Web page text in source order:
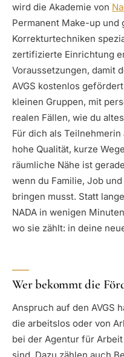
wird die Akademie von
Permanent Make-up und
Korrekturtechniken
zertifizierte Einrichtung
Voraussetzungen, damit
AVGS kostenlos
kleinen Gruppen, mit
realen Fällen, wie du
Für dich als
hohe Qualität, kurze
räumliche Nähe ist
wenn du Familie, Job
bringen musst. Statt
NADA in wenigen
wo sie zählt: in deine
Wer bekommt die
Anspruch auf den AVGS
die arbeitslos oder von
bei der Agentur für